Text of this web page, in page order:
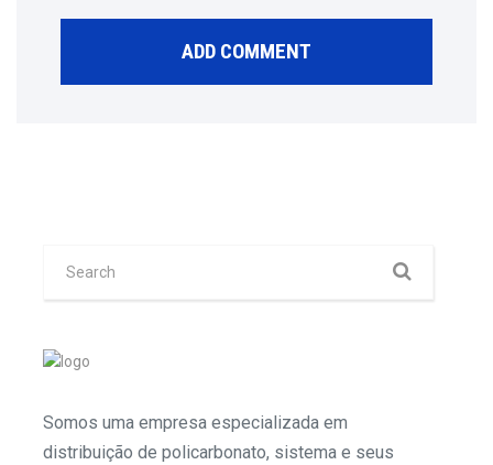
Somos uma empresa especializada em
distribuição de policarbonato, sistema e seus